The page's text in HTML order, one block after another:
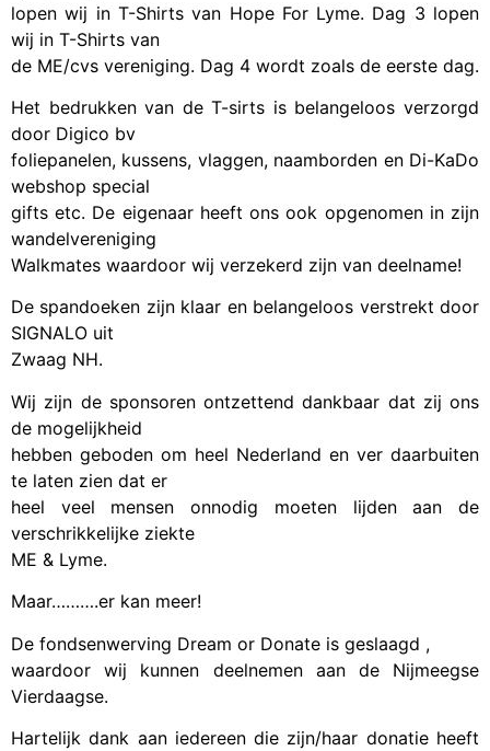
lopen wij in T-Shirts van Hope For Lyme. Dag 3 lopen
wij in T-Shirts van
de ME/cvs vereniging. Dag 4 wordt zoals de eerste dag.
Het bedrukken van de T-sirts is belangeloos verzorgd
door Digico bv
foliepanelen, kussens, vlaggen, naamborden en Di-KaDo
webshop special
gifts etc. De eigenaar heeft ons ook opgenomen in zijn
wandelvereniging
Walkmates waardoor wij verzekerd zijn van deelname!
De spandoeken zijn klaar en belangeloos verstrekt door
SIGNALO uit
Zwaag NH.
Wij zijn de sponsoren ontzettend dankbaar dat zij ons
de mogelijkheid
hebben geboden om heel Nederland en ver daarbuiten
te laten zien dat er
heel veel mensen onnodig moeten lijden aan de
verschrikkelijke ziekte
ME & Lyme.
Maar……….er kan meer!
De fondsenwerving Dream or Donate is geslaagd ,
waardoor wij kunnen deelnemen aan de Nijmeegse
Vierdaagse.
Hartelijk dank aan iedereen die zijn/haar donatie heeft